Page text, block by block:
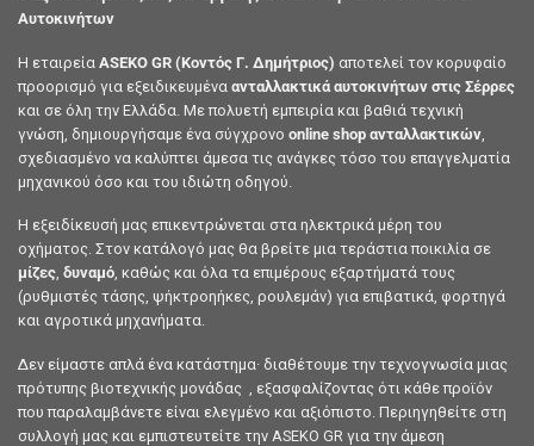
Αυτοκινήτων
Η εταιρεία ASEKO GR (Κοντός Γ. Δημήτριος) αποτελεί τον κορυφαίο
προορισμό για εξειδικευμένα ανταλλακτικά αυτοκινήτων στις Σέρρες
και σε όλη την Ελλάδα. Με πολυετή εμπειρία και βαθιά τεχνική
γνώση, δημιουργήσαμε ένα σύγχρονο online shop ανταλλακτικών
σχεδιασμένο να καλύπτει άμεσα τις ανάγκες τόσο του επαγγελματία
μηχανικού όσο και του ιδιώτη οδηγού.
Η εξειδίκευσή μας επικεντρώνεται στα ηλεκτρικά μέρη του
οχήματος. Στον κατάλογό μας θα βρείτε μια τεράστια ποικιλία σε
μίζες, δυναμό, καθώς και όλα τα επιμέρους εξαρτήματά τους
(ρυθμιστές τάσης, ψήκτροηήκες, ρουλεμάν) για επιβατικά, φορτηγά
και αγροτικά μηχανήματα.
Δεν είμαστε απλά ένα κατάστημα· διαθέτουμε την τεχνογνωσία μιας
πρότυπης βιοτεχνικής μονάδας , εξασφαλίζοντας ότι κάθε προϊόν
που παραλαμβάνετε είναι ελεγμένο και αξιόπιστο. Περιηγηθείτε στη
συλλογή μας και εμπιστευτείτε την ASEKO GR για την άμεση